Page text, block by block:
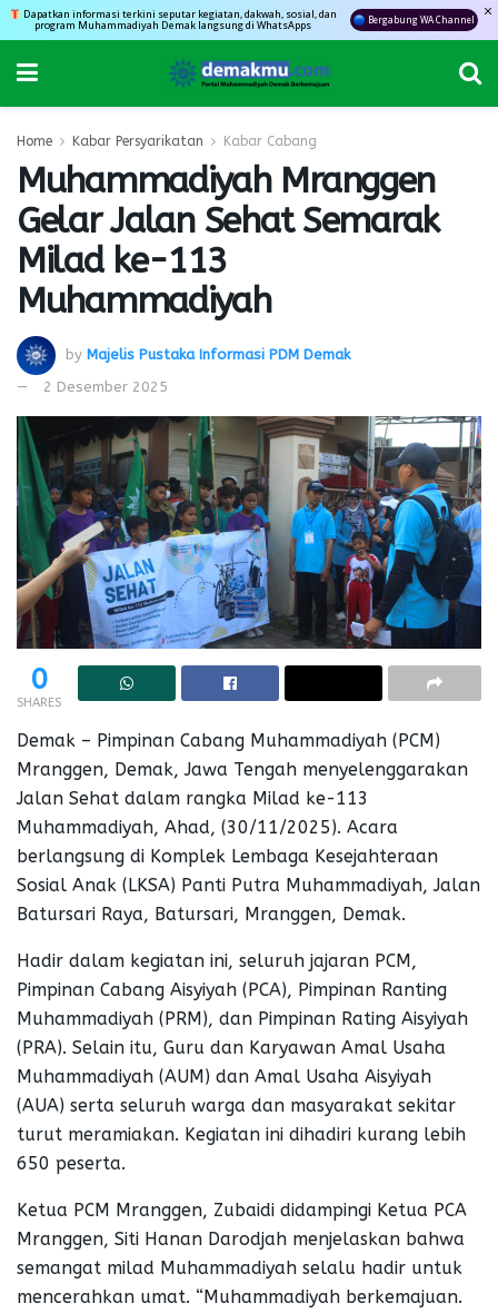
Dapatkan informasi terkini seputar kegiatan, dakwah, sosial, dan
program Muhammadiyah Demak langsung di WhatsApps Bergabung WA Channel
Home Kabar Persyarikatan Kabar Cabang
Muhammadiyah Mranggen
Gelar Jalan Sehat Semarak
Milad ke-113
Muhammadiyah
by Majelis Pustaka Informasi PDM Demak
2 Desember 2025
0
SHARES
Demak – Pimpinan Cabang Muhammadiyah (PCM)
Mranggen, Demak, Jawa Tengah menyelenggarakan
Jalan Sehat dalam rangka Milad ke-113
Muhammadiyah, Ahad, (30/11/2025). Acara
berlangsung di Komplek Lembaga Kesejahteraan
Sosial Anak (LKSA) Panti Putra Muhammadiyah, Jalan
Batursari Raya, Batursari, Mranggen, Demak.
Hadir dalam kegiatan ini, seluruh jajaran PCM,
Pimpinan Cabang Aisyiyah (PCA), Pimpinan Ranting
Muhammadiyah (PRM), dan Pimpinan Rating Aisyiyah
(PRA). Selain itu, Guru dan Karyawan Amal Usaha
Muhammadiyah (AUM) dan Amal Usaha Aisyiyah
(AUA) serta seluruh warga dan masyarakat sekitar
turut meramiakan. Kegiatan ini dihadiri kurang lebih
650 peserta.
Ketua PCM Mranggen, Zubaidi didampingi Ketua PCA
Mranggen, Siti Hanan Darodjah menjelaskan bahwa
semangat milad Muhammadiyah selalu hadir untuk
mencerahkan umat. “Muhammadiyah berkemajuan.